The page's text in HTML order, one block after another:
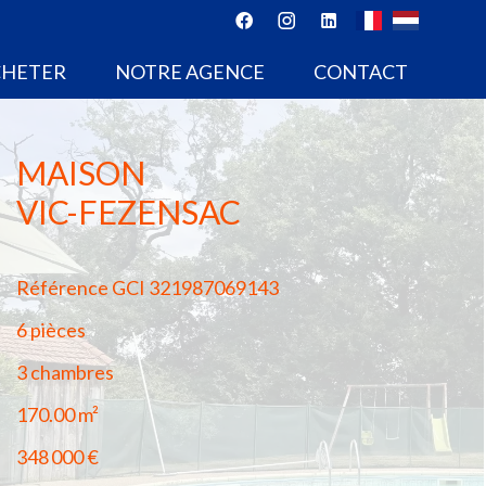
NOTRE AGENCE CONTACT
MAISON
VIC-FEZENSAC
Référence GCI 321987069143
6 pièces
3 chambres
170.00m²
348 000 €